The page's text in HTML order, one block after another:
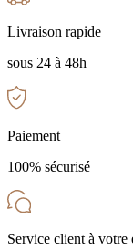
Livraison rapide
sous 24 à 48h
Paiement
100% sécurisé
Service client à votre